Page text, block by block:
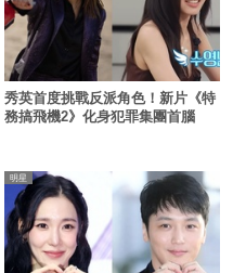
秀英首度挑戰反派角色！新片《特
務搞飛機2》化身犯罪集團首腦
明星